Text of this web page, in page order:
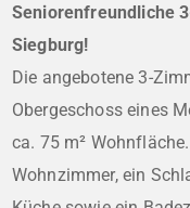
Seniorenfreundliche
Siegburg!
Die angebotene 3-
Obergeschoss eines
ca. 75 m²
Wohnzimmer, ein